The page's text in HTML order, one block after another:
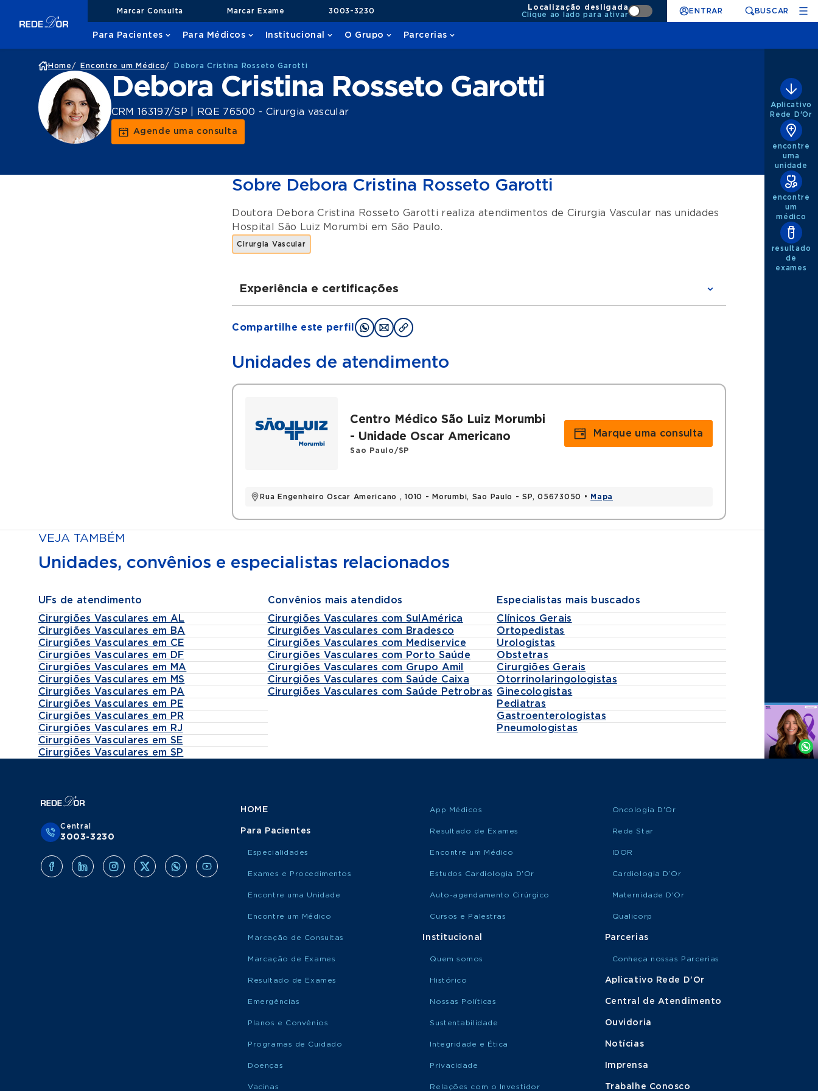
Marcar Consulta Marcar Exame 3003-3230
Localização desligada
Clique ao lado para ativar
ENTRAR BUSCAR
Para Pacientes Para Médicos Institucional O Grupo Parcerias
Home / Encontre um Médico/ Debora Cristina Rosseto Garotti
Debora Cristina Rosseto Garotti
CRM 163197/SP | RQE 76500 - Cirurgia vascular
Agende uma consulta
Sobre Debora Cristina Rosseto Garotti
Doutora Debora Cristina Rosseto Garotti realiza atendimentos de Cirurgia Vascular nas unidades
Hospital São Luiz Morumbi em São Paulo.
Cirurgia Vascular
Experiência e certificações
Graduações
Residência de Cirurgia Vascular pela Beneficência Portuguesa de São Paulo.
Histórico
Compartilhe este perfil
Unidades de atendimento
Centro Médico São Luiz Morumbi
- Unidade Oscar Americano
Sao Paulo/SP
Rua Engenheiro Oscar Americano , 1010 - Morumbi, Sao Paulo - SP, 05673050 • Mapa
Marque uma consulta
VEJA TAMBÉM
Unidades, convênios e especialistas relacionados
UFs de atendimento
Cirurgiões Vasculares em AL
Cirurgiões Vasculares em BA
Cirurgiões Vasculares em CE
Cirurgiões Vasculares em DF
Cirurgiões Vasculares em MA
Cirurgiões Vasculares em MS
Cirurgiões Vasculares em PA
Cirurgiões Vasculares em PE
Cirurgiões Vasculares em PR
Cirurgiões Vasculares em RJ
Cirurgiões Vasculares em SE
Cirurgiões Vasculares em SP
Convênios mais atendidos
Cirurgiões Vasculares com SulAmérica
Cirurgiões Vasculares com Bradesco
Cirurgiões Vasculares com Mediservice
Cirurgiões Vasculares com Porto Saúde
Cirurgiões Vasculares com Grupo Amil
Cirurgiões Vasculares com Saúde Caixa
Cirurgiões Vasculares com Saúde Petrobras
Especialistas mais buscados
Clínicos Gerais
Ortopedistas
Urologistas
Obstetras
Cirurgiões Gerais
Otorrinolaringologistas
Ginecologistas
Pediatras
Gastroenterologistas
Pneumologistas
Aplicativo
Rede D'Or
encontre
uma
unidade
encontre
um
médico
resultado
de
exames
Agende
Whatsapp
Central
3003-3230
HOME
Para Pacientes
Especialidades
Exames e Procedimentos
Encontre uma Unidade
Encontre um Médico
Marcação de Consultas
Marcação de Exames
Resultado de Exames
Emergências
Planos e Convênios
Programas de Cuidado
Doenças
Vacinas
App Médicos
Resultado de Exames
Encontre um Médico
Estudos Cardiologia D'Or
Auto-agendamento Cirúrgico
Cursos e Palestras
Institucional
Quem somos
Histórico
Nossas Políticas
Sustentabilidade
Integridade e Ética
Privacidade
Relações com o Investidor
Oncologia D'Or
Rede Star
IDOR
Cardiologia D’Or
Maternidade D'Or
Qualicorp
Parcerias
Conheça nossas Parcerias
Aplicativo Rede D'Or
Central de Atendimento
Ouvidoria
Notícias
Imprensa
Trabalhe Conosco